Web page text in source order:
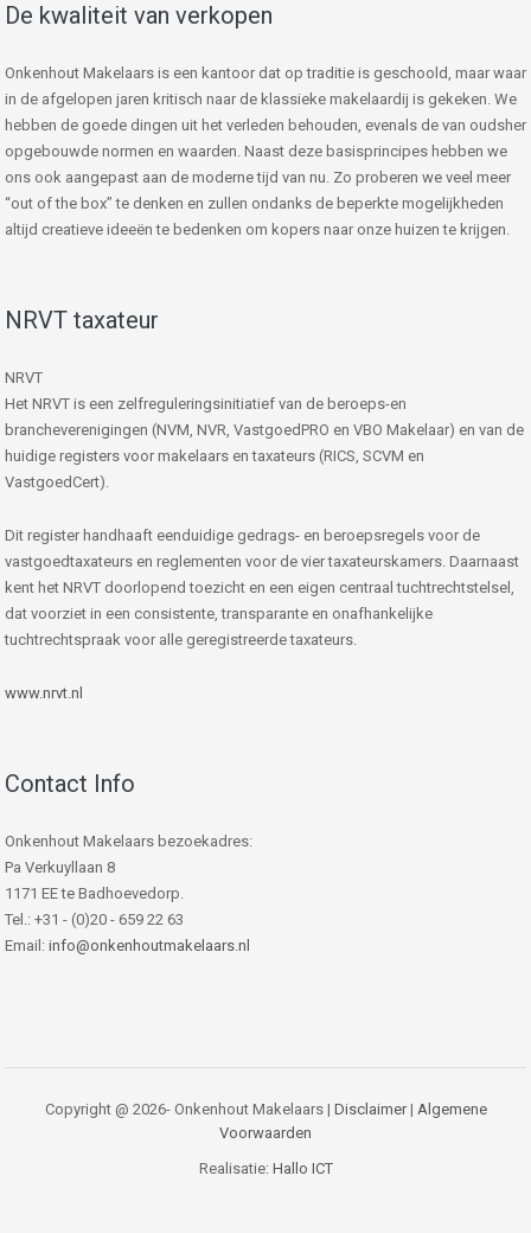
De kwaliteit van verkopen
Onkenhout Makelaars is een kantoor dat op traditie is geschoold, maar waar
in de afgelopen jaren kritisch naar de klassieke makelaardij is gekeken. We
hebben de goede dingen uit het verleden behouden, evenals de van oudsher
opgebouwde normen en waarden. Naast deze basisprincipes hebben we
ons ook aangepast aan de moderne tijd van nu. Zo proberen we veel meer
“out of the box” te denken en zullen ondanks de beperkte mogelijkheden
altijd creatieve ideeën te bedenken om kopers naar onze huizen te krijgen.
NRVT taxateur
NRVT
Het NRVT is een zelfreguleringsinitiatief van de beroeps-en
brancheverenigingen (NVM, NVR, VastgoedPRO en VBO Makelaar) en van de
huidige registers voor makelaars en taxateurs (RICS, SCVM en
VastgoedCert).
Dit register handhaaft eenduidige gedrags- en beroepsregels voor de
vastgoedtaxateurs en reglementen voor de vier taxateurskamers. Daarnaast
kent het NRVT doorlopend toezicht en een eigen centraal tuchtrechtstelsel,
dat voorziet in een consistente, transparante en onafhankelijke
tuchtrechtspraak voor alle geregistreerde taxateurs.
www.nrvt.nl
Contact Info
Onkenhout Makelaars bezoekadres:
Pa Verkuyllaan 8
1171 EE te Badhoevedorp.
Tel.: +31 - (0)20 - 659 22 63
Email: info@onkenhoutmakelaars.nl
Copyright @ 2026- Onkenhout Makelaars | Disclaimer| Algemene
Voorwaarden
Realisatie: Hallo ICT